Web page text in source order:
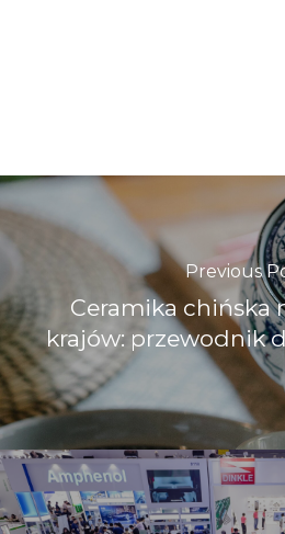
Previous
Ceramika chińska
krajów: przewodnik